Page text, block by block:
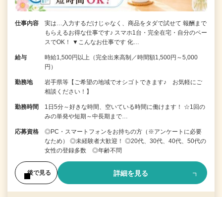
仕事内容
実は…入力するだけじゃなく、商品をタダで試せて 報酬まで
もらえるお得な仕事です♪ スマホ1台・完全在宅・自分のペー
スでOK！ ▼こんなお仕事です 化…
給与
時給1,500円以上（完全出来高制／時間額1,500円～5,000
円）
勤務地
岩手県等【ご希望の地域でオシゴトできます♪ お気軽にご
相談ください！】
勤務時間
1日5分～好きな時間、空いている時間に働けます！ ☆1回の
みの単発や短期～中長期まで…
応募資格
◎PC・スマートフォンをお持ちの方（※アンケートに必要
なため） ◎未経験者大歓迎！ ◎20代、30代、40代、50代の
女性の登録多数 ◎年齢不問
後で見る 詳細を見る